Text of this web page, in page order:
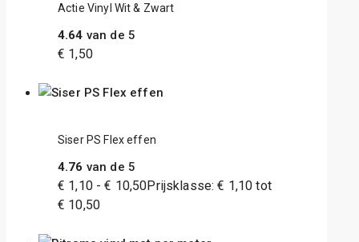
Actie Vinyl Wit & Zwart
4.64 van de 5
€ 1,50
Siser PS Flex effen
4.76 van de 5
€ 1,10 - € 10,50Prijsklasse: € 1,10 tot
€ 10,50